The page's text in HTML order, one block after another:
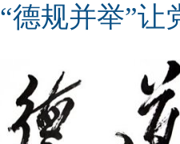
“德规并举”让